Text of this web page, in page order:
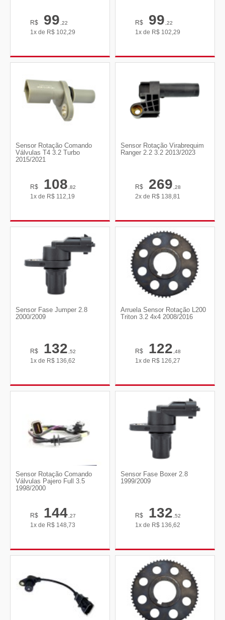
R$ 99,22
1x de R$ 102,29
R$ 99,22
1x de R$ 102,29
Sensor Rotação Comando
Válvulas T4 3.2 Turbo
2015/2021
R$ 108,82
1x de R$ 112,19
Sensor Rotação Virabrequim
Ranger 2.2 3.2 2013/2023
R$ 269,28
2x de R$ 138,81
Sensor Fase Jumper 2.8
2000/2009
R$ 132,52
1x de R$ 136,62
Arruela Sensor Rotação L200
Triton 3.2 4x4 2008/2016
R$ 122,48
1x de R$ 126,27
Sensor Rotação Comando
Válvulas Pajero Full 3.5
1998/2000
R$ 144,27
1x de R$ 148,73
Sensor Fase Boxer 2.8
1999/2009
R$ 132,52
1x de R$ 136,62